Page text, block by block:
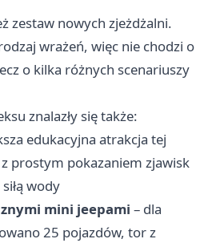
zestaw nowych zjeżdżalni.
wrażeń, więc nie chodzi o
o kilka różnych scenariuszy
znalazły się także:
edukacyjna atrakcja tej
z prostym pokazaniem zjawisk
wody
mini jeepami – dla
25 pojazdów, tor z